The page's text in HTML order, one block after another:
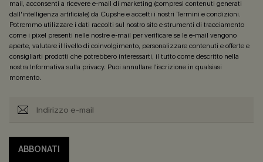
mail, acconsenti a ricevere e-mail di marketing (compresi contenuti generati
dall'intelligenza artificiale) da Cupshe e accetti i nostri Termini e condizioni.
Potremmo utilizzare i dati raccolti sul nostro sito e strumenti di tracciamento
come i pixel presenti nelle nostre e-mail per verificare se le e-mail vengono
aperte, valutare il livello di coinvolgimento, personalizzare contenuti e offerte e
consigliarti prodotti che potrebbero interessarti, il tutto come descritto nella
nostra Informativa sulla privacy. Puoi annullare l'iscrizione in qualsiasi
momento.
ABBONATI